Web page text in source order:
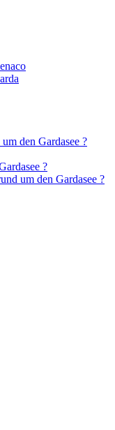
den Gardasee ?
?
um den Gardasee ?